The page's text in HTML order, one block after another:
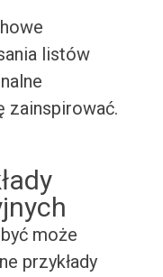
listów
zainspirować.
może
przykłady